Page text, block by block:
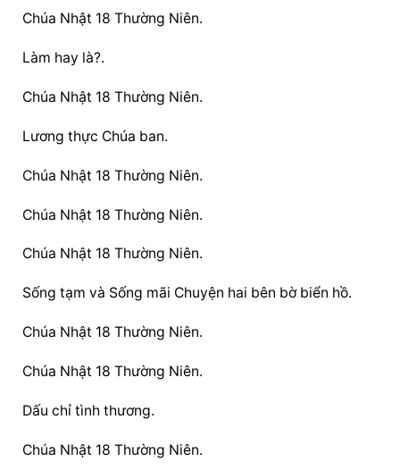
Chúa Nhật 18 Thường Niên.
Làm hay là?.
Chúa Nhật 18 Thường Niên.
Lương thực Chúa ban.
Chúa Nhật 18 Thường Niên.
Chúa Nhật 18 Thường Niên.
Chúa Nhật 18 Thường Niên.
Sống tạm và Sống mãi Chuyện hai bên bờ biển hồ.
Chúa Nhật 18 Thường Niên.
Chúa Nhật 18 Thường Niên.
Dấu chỉ tình thương.
Chúa Nhật 18 Thường Niên.